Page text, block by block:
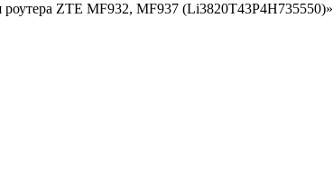
ZTE MF932, MF937 (Li3820T43P4H735550)»